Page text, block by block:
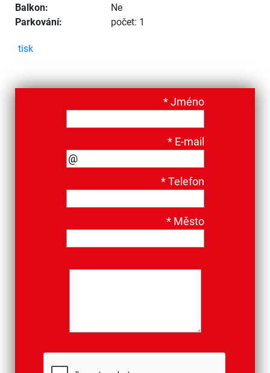
Balkon:
Ne
Parkování:
počet: 1
tisk
*Jméno
*E-mail
*Telefon
*Město